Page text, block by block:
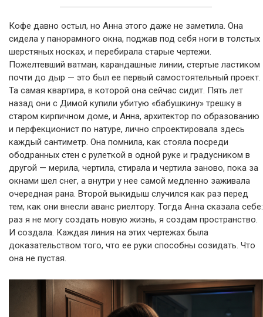
Кофе давно остыл, но Анна этого даже не заметила. Она
сидела у панорамного окна, поджав под себя ноги в толстых
шерстяных носках, и перебирала старые чертежи.
Пожелтевший ватман, карандашные линии, стертые ластиком
почти до дыр — это был ее первый самостоятельный проект.
Та самая квартира, в которой она сейчас сидит. Пять лет
назад они с Димой купили убитую «бабушкину» трешку в
старом кирпичном доме, и Анна, архитектор по образованию
и перфекционист по натуре, лично спроектировала здесь
каждый сантиметр. Она помнила, как стояла посреди
ободранных стен с рулеткой в одной руке и градусником в
другой — мерила, чертила, стирала и чертила заново, пока за
окнами шел снег, а внутри у нее самой медленно заживала
очередная рана. Второй выкидыш случился как раз перед
тем, как они внесли аванс риелтору. Тогда Анна сказала себе:
раз я не могу создать новую жизнь, я создам пространство.
И создала. Каждая линия на этих чертежах была
доказательством того, что ее руки способны созидать. Что
она не пустая.